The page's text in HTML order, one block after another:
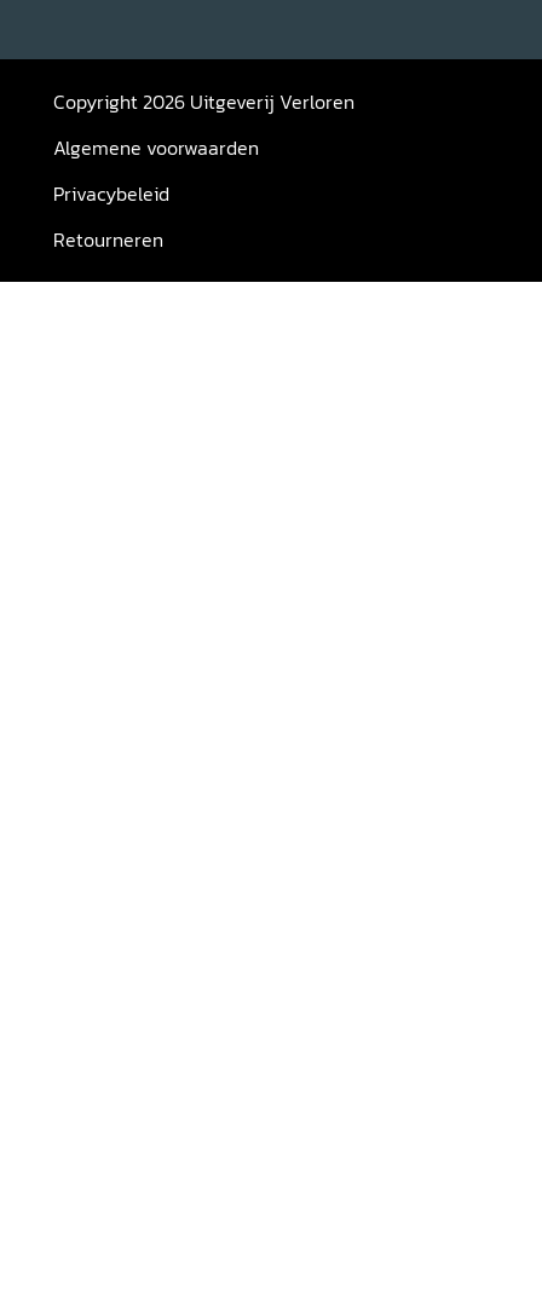
Copyright 2026 Uitgeverij Verloren
Algemene voorwaarden
Privacybeleid
Retourneren